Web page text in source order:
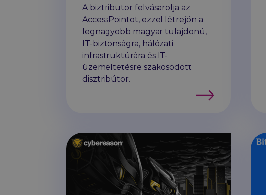
A biztributor felvásárolja az
AccessPointot, ezzel létrejön a
legnagyobb magyar tulajdonú,
IT-biztonságra, hálózati
infrastruktúrára és IT-
üzemeltetésre szakosodott
disztribútor.
Tovább